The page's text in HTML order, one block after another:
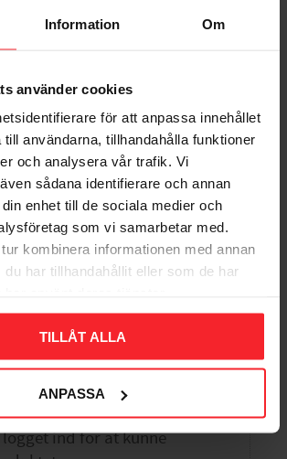
Information Om
använder cookies
för att anpassa innehållet
användarna, tillhandahålla funktioner
och analysera vår trafik. Vi
sådana identifierare och annan
enhet till de sociala medier och
som vi samarbetar med.
kombinera informationen med annan
du har tillhandahållit eller som de har
TILLÅT ALLA
ANPASSA
IP54,
Gem som favorit